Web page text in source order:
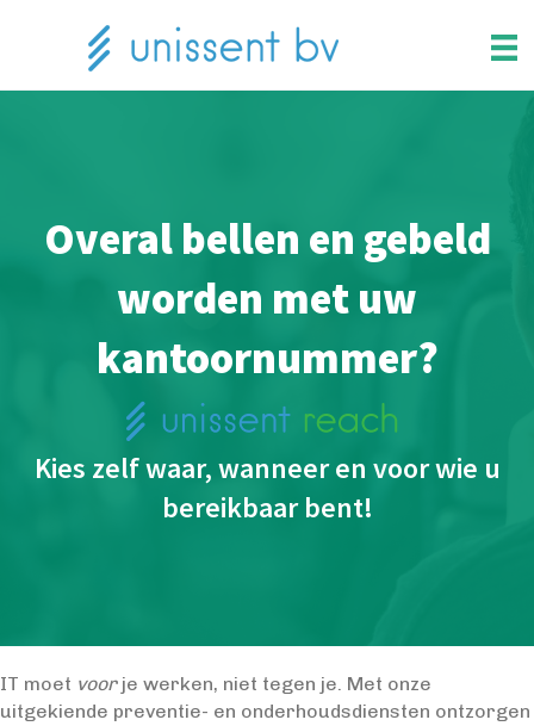
Overal bellen en gebeld
worden met uw
kantoornummer?
Kies zelf waar, wanneer en voor wie u
bereikbaar bent!
IT moet voorje werken, niet tegen je. Met onze
uitgekiende preventie- en onderhoudsdiensten ontzorgen